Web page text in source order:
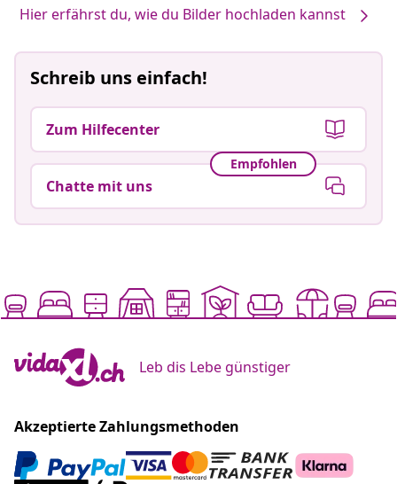
Hier erfährst du, wie du Bilder hochladen kannst
Schreib uns einfach!
Zum Hilfecenter
Empfohlen
Chatte mit uns
Leb dis Lebe günstiger
Akzeptierte Zahlungsmethoden